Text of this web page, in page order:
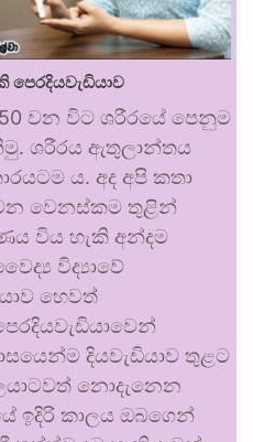
පෙරදියවැඩියාව
වන විට ශරීරයේ පෙනුම
ශරීරය ඇතුලාන්තය
ය. අද අපි කතා
වෙනස්කම තුළින්
විය හැකි අන්දම
විද්‍යාවේ
හෙවත්
දියවැඩියාව තුළට
නොදැනෙන
ඉදිරි කාලය ඔබගෙන්